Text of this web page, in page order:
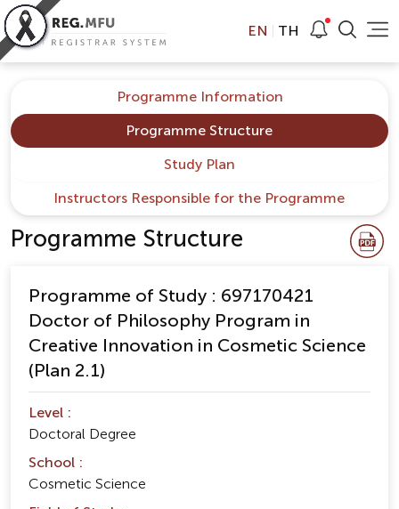
EN TH
Programme Information
Programme Structure
Study Plan
Instructors Responsible for the Programme
Programme Structure
Programme of Study : 697170421
Doctor of Philosophy Program in
Creative Innovation in Cosmetic Science
(Plan 2.1)
Level :
Doctoral Degree
School :
Cosmetic Science